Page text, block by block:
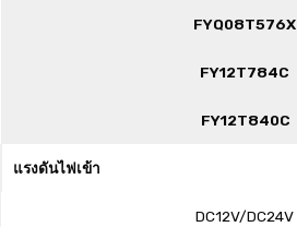
FYQ08T576X
FY12T784C
FY12T840C
แรงดันไฟเข้า
DC12V/DC24V